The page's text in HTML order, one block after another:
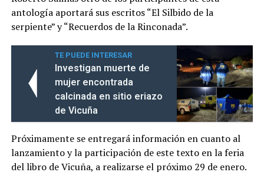
antología aportará sus escritos “El Silbido de la
serpiente” y “Recuerdos de la Rinconada”.
TE PUEDE INTERESAR
Investigan muerte de
mujer encontrada
calcinada en sitio eriazo
de Vicuña
Próximamente se entregará información en cuanto al
lanzamiento y la participación de este texto en la feria
del libro de Vicuña, a realizarse el próximo 29 de enero.